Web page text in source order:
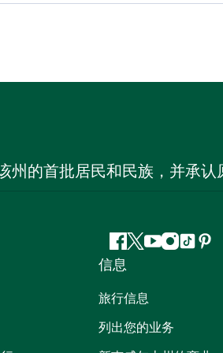
的首批居民和民族，并承
Facebook
叽
喳
喳
YouTube
Instagram
抖
信息
旅行信息
列出您的业务